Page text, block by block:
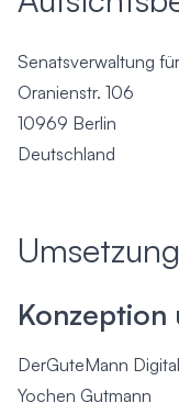
Senatsverwaltung
Oranienstr. 106
10969 Berlin
Deutschland
Umsetzung
Konzeption
DerGuteMann
Yochen Gutmann